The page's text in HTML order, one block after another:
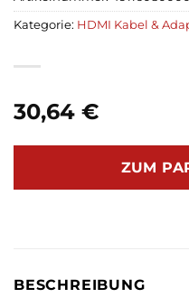
30,64 €
ZUM
Kategorie: HDMI Kabel &
BESCHREIBUNG